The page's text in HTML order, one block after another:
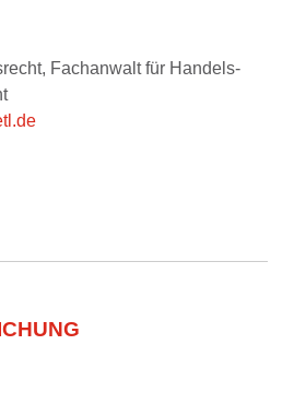
Fachanwalt für Handels-